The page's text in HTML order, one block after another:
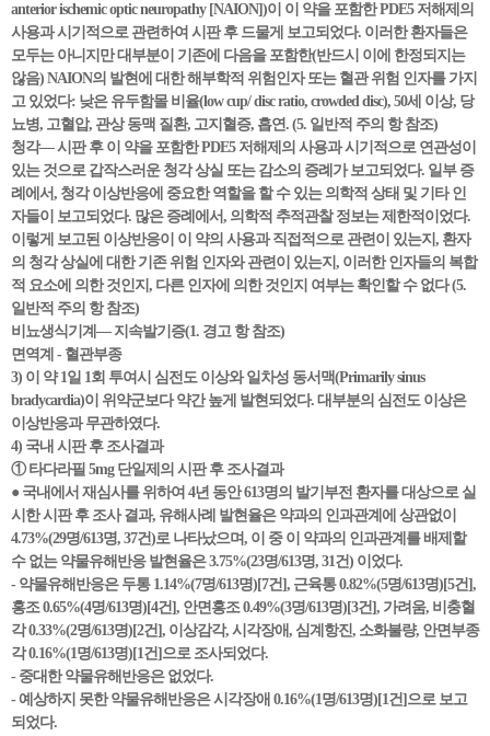
anterior ischemic optic neuropathy [NAION])이 이 약을 포함한 PDE5 저해제의
사용과 시기적으로 관련하여 시판 후 드물게 보고되었다. 이러한 환자들은
모두는 아니지만 대부분이 기존에 다음을 포함한(반드시 이에 한정되지는
않음) NAION의 발현에 대한 해부학적 위험인자 또는 혈관 위험 인자를 가지
고 있었다: 낮은 유두함몰 비율(low cup/ disc ratio, crowded disc), 50세 이상, 당
뇨병, 고혈압, 관상 동맥 질환, 고지혈증, 흡연. (5. 일반적 주의 항 참조)
청각— 시판 후 이 약을 포함한 PDE5 저해제의 사용과 시기적으로 연관성이
있는 것으로 갑작스러운 청각 상실 또는 감소의 증례가 보고되었다. 일부 증
례에서, 청각 이상반응에 중요한 역할을 할 수 있는 의학적 상태 및 기타 인
자들이 보고되었다. 많은 증례에서, 의학적 추적관찰 정보는 제한적이었다.
이렇게 보고된 이상반응이 이 약의 사용과 직접적으로 관련이 있는지, 환자
의 청각 상실에 대한 기존 위험 인자와 관련이 있는지, 이러한 인자들의 복합
적 요소에 의한 것인지, 다른 인자에 의한 것인지 여부는 확인할 수 없다 (5.
일반적 주의 항 참조)
비뇨생식기계— 지속발기증(1. 경고 항 참조)
면역계 - 혈관부종
3) 이 약 1일 1회 투여시 심전도 이상와 일차성 동서맥(Primarily sinus
bradycardia)이 위약군보다 약간 높게 발현되었다. 대부분의 심전도 이상은
이상반응과 무관하였다.
4) 국내 시판 후 조사결과
① 타다라필 5mg 단일제의 시판 후 조사결과
● 국내에서 재심사를 위하여 4년 동안 613명의 발기부전 환자를 대상으로 실
시한 시판 후 조사 결과, 유해사례 발현율은 약과의 인과관계에 상관없이
4.73%(29명/613명, 37건)로 나타났으며, 이 중 이 약과의 인과관계를 배제할
수 없는 약물유해반응 발현율은 3.75%(23명/613명, 31건) 이었다.
- 약물유해반응은 두통 1.14%(7명/613명)[7건], 근육통 0.82%(5명/613명)[5건],
홍조 0.65%(4명/613명)[4건], 안면홍조 0.49%(3명/613명)[3건], 가려움, 비충혈
각 0.33%(2명/613명)[2건], 이상감각, 시각장애, 심계항진, 소화불량, 안면부종
각 0.16%(1명/613명)[1건]으로 조사되었다.
- 중대한 약물유해반응은 없었다.
- 예상하지 못한 약물유해반응은 시각장애 0.16%(1명/613명)[1건]으로 보고
되었다.